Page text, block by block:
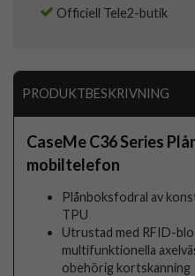
Officiell Tele2-butik
PRODUKTBESKRIVNING
CaseMe C36 Series
mobiltelefon
Plånboksfodral av
TPU
Utrustad med RFID-
multifunktionella
obehörig kortskanning